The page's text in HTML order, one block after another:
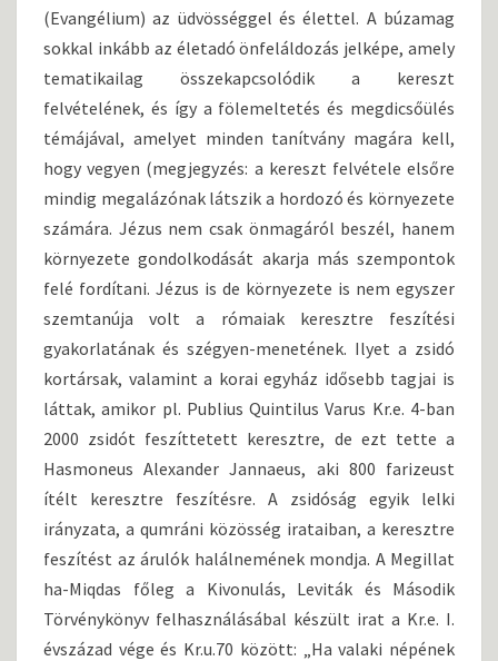
(Evangélium) az üdvösséggel és élettel. A búzamag
sokkal inkább az életadó önfeláldozás jelképe, amely
tematikailag összekapcsolódik a kereszt
felvételének, és így a fölemeltetés és megdicsőülés
témájával, amelyet minden tanítvány magára kell,
hogy vegyen (megjegyzés: a kereszt felvétele elsőre
mindig megalázónak látszik a hordozó és környezete
számára. Jézus nem csak önmagáról beszél, hanem
környezete gondolkodását akarja más szempontok
felé fordítani. Jézus is de környezete is nem egyszer
szemtanúja volt a rómaiak keresztre feszítési
gyakorlatának és szégyen-menetének. Ilyet a zsidó
kortársak, valamint a korai egyház idősebb tagjai is
láttak, amikor pl. Publius Quintilus Varus Kr.e. 4-ban
2000 zsidót feszíttetett keresztre, de ezt tette a
Hasmoneus Alexander Jannaeus, aki 800 farizeust
ítélt keresztre feszítésre. A zsidóság egyik lelki
irányzata, a qumráni közösség irataiban, a keresztre
feszítést az árulók halálnemének mondja. A Megillat
ha-Miqdas főleg a Kivonulás, Leviták és Második
Törvénykönyv felhasználásábal készült irat a Kr.e. I.
évszázad vége és Kr.u.70 között: „Ha valaki népének